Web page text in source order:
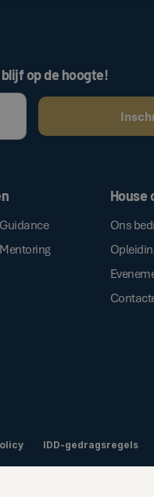
op de hoogte!
House
Ons
IDD-gedragsregels